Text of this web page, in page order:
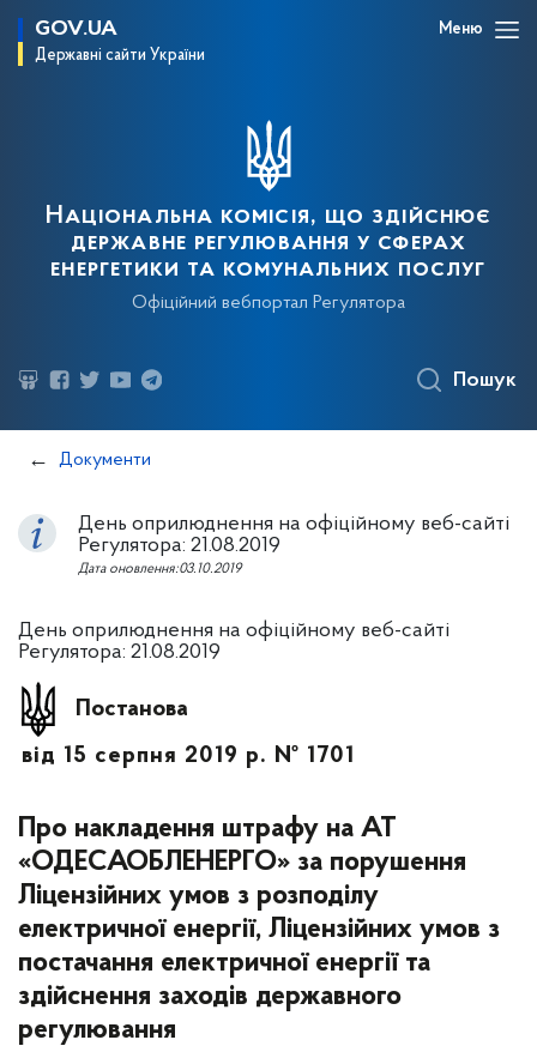
GOV.UA
Державні сайти України
Меню
Національна комісія, що здійснює
державне регулювання у сферах
енергетики та комунальних послуг
Офіційний вебпортал Регулятора
Пошук
Документи
День оприлюднення на офіційному веб-сайті
Регулятора: 21.08.2019
Дата оновлення:03.10.2019
День оприлюднення на офіційному веб-сайті
Регулятора: 21.08.2019
Постанова
від 15 серпня 2019 р. № 1701
Про накладення штрафу на АТ
«ОДЕСАОБЛЕНЕРГО» за порушення
Ліцензійних умов з розподілу
електричної енергії, Ліцензійних умов з
постачання електричної енергії та
здійснення заходів державного
регулювання